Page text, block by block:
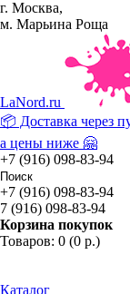
г. Москва,
м. Марьина Роща
LaNord.ru
📦 Доставка через
а цены ниже 🤗
+7 (916) 098-83-94
+7 (916) 098-83-94
7 (916) 098-83-94
Корзина покупок
Товаров: 0 (0 р.)
Каталог